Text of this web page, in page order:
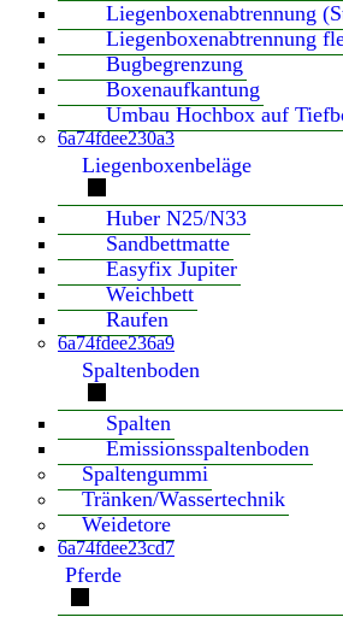
Liegenboxenabtrennung
Liegenboxenabtrennung
Bugbegrenzung
Boxenaufkantung
Umbau Hochbox auf
6a74fdee230a3
Liegenboxenbeläge
Huber N25/N33
Sandbettmatte
Easyfix Jupiter
Weichbett
Raufen
6a74fdee236a9
Spaltenboden
Spalten
Emissionsspaltenboden
Spaltengummi
Tränken/Wassertechnik
Weidetore
6a74fdee23cd7
Pferde